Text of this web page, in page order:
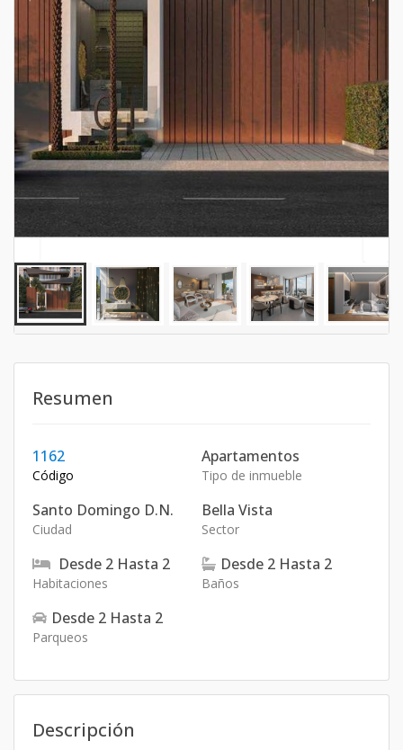
Resumen
1162
Código
Apartamentos
Tipo de inmueble
Santo Domingo D.N.
Ciudad
Bella Vista
Sector
Desde 2 Hasta 2
Habitaciones
Desde 2 Hasta 2
Baños
Desde 2 Hasta 2
Parqueos
Descripción